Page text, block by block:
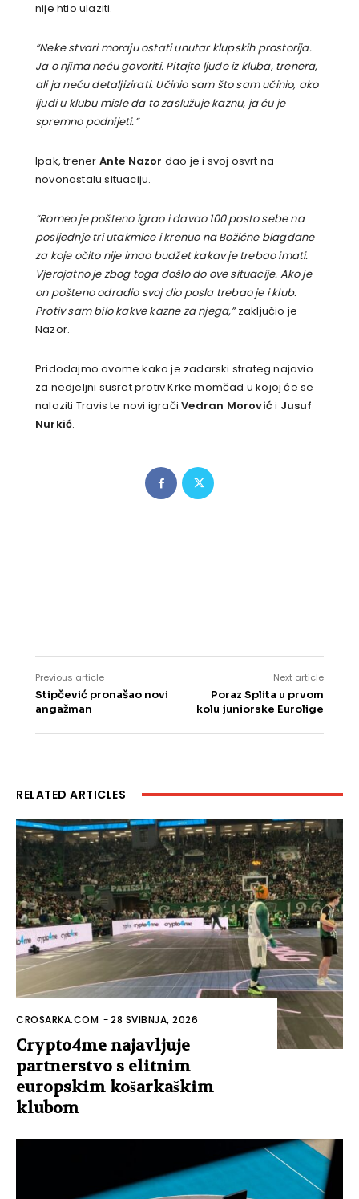
nije htio ulaziti.
“Neke stvari moraju ostati unutar klupskih prostorija.
Ja o njima neću govoriti. Pitajte ljude iz kluba, trenera,
ali ja neću detaljizirati. Učinio sam što sam učinio, ako
ljudi u klubu misle da to zaslužuje kaznu, ja ću je
spremno podnijeti.”
Ipak, trener Ante Nazor dao je i svoj osvrt na
novonastalu situaciju.
“Romeo je pošteno igrao i davao 100 posto sebe na
posljednje tri utakmice i krenuo na Božićne blagdane
za koje očito nije imao budžet kakav je trebao imati.
Vjerojatno je zbog toga došlo do ove situacije. Ako je
on pošteno odradio svoj dio posla trebao je i klub.
Protiv sam bilo kakve kazne za njega,”zaključio je
Nazor.
Pridodajmo ovome kako je zadarski strateg najavio
za nedjeljni susret protiv Krke momčad u kojoj će se
nalaziti Travis te novi igračiVedran Morovići Jusuf
Nurkić.
Previous article
Stipčević pronašao novi
angažman
Next article
Poraz Splita u prvom
kolu juniorske Eurolige
RELATED ARTICLES
CROSARKA.COM -28 SVIBNJA, 2026
Crypto4me najavljuje
partnerstvo s elitnim
europskim košarkaškim
klubom